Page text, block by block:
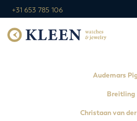
+31 653 785 106
Audemars
Breitling
Christaan van